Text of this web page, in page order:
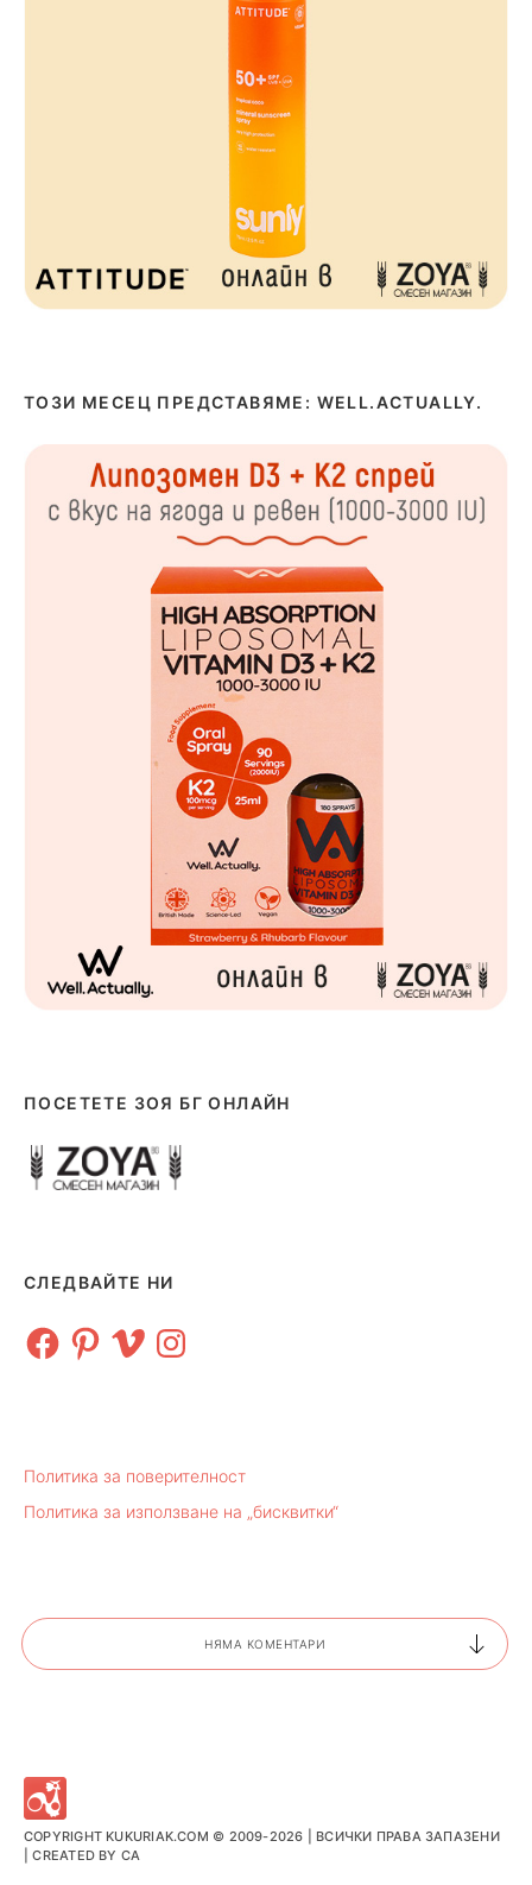
ТОЗИ МЕСЕЦ ПРЕДСТАВЯМЕ: WELL.ACTUALLY.
ПОСЕТЕТЕ ЗОЯ БГ ОНЛАЙН
СЛЕДВАЙТЕ НИ
FacebookPinterest
Vimeo Instagram
Политика за поверителност
Политика за използване на „бисквитки“
НЯМА КОМЕНТАРИ
COPYRIGHT KUKURIAK.COM © 2009-2026 | ВСИЧКИ ПРАВА ЗАПАЗЕНИ
| CREATED BY CA